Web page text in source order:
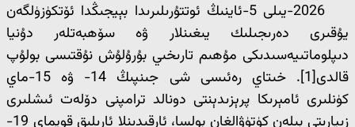
2026-يىلى 5-ئاينىڭ ئوتتۇرىلىرىدا بېيجىڭدا ئۆتكۈزۈلگەن
يۇقىرى دەرىجىلىك يىغىنلار ۋە سۆھبەتلەر دۇنيا
دىپلوماتىيەسىدىكى مۇھىم تارىخىي بۇرۇلۇش نۇقتىسى بولۇپ
قالدى[1]. خىتاي رەئىسى شى جىنپىڭ 14- ۋە 15-ماي
كۈنلىرى ئامېرىكا پرېزىدېنتى دونالد ترامپنى دۆلەت ئىشلىرى
زىيارىتى بىلەن كۈتۈۋالغان بولسا، ئارقىدىنلا ئارىلىق قويماي 19-